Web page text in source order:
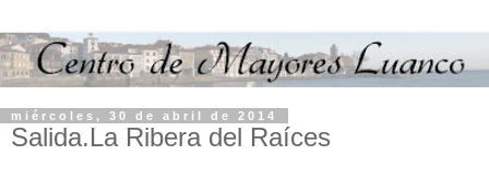
miércoles, 30 de abril de 2014
Salida.La Ribera del Raíces